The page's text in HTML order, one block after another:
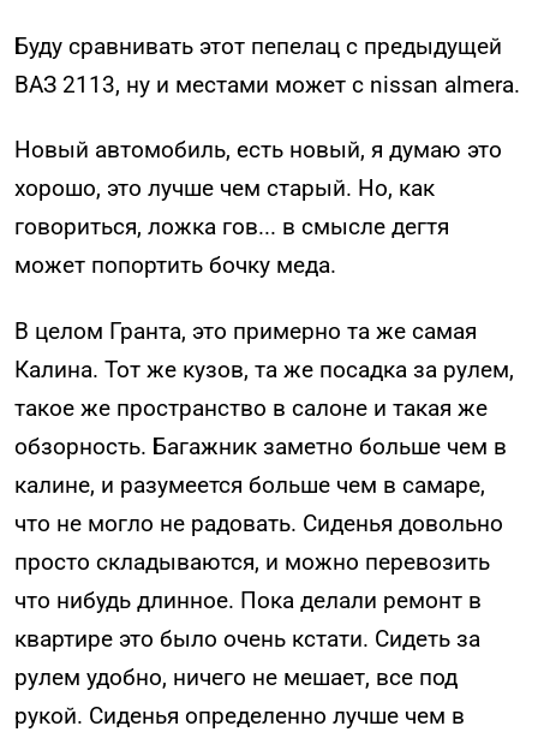
Буду сравнивать этот пепелац с предыдущей
ВАЗ 2113, ну и местами может с nissan almera.
Новый автомобиль, есть новый, я думаю это
хорошо, это лучше чем старый. Но, как
говориться, ложка гов... в смысле дегтя
может попортить бочку меда.
В целом Гранта, это примерно та же самая
Калина. Тот же кузов, та же посадка за рулем,
такое же пространство в салоне и такая же
обзорность. Багажник заметно больше чем в
калине, и разумеется больше чем в самаре,
что не могло не радовать. Сиденья довольно
просто складываются, и можно перевозить
что нибудь длинное. Пока делали ремонт в
квартире это было очень кстати. Сидеть за
рулем удобно, ничего не мешает, все под
рукой. Сиденья определенно лучше чем в